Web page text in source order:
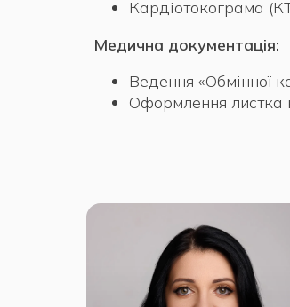
Кардіотокограма
Медична документація:
Ведення «Обмінної
Оформлення листка